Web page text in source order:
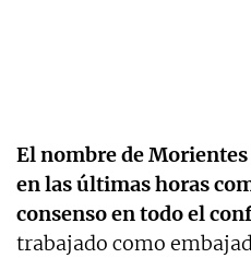
El nombre de
en las últimas horas
consenso en todo el
trabajado como